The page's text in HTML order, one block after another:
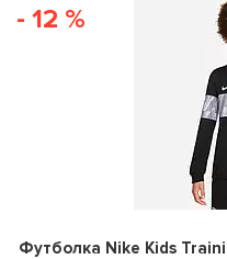
- 12 %
Футболка Nike Kids